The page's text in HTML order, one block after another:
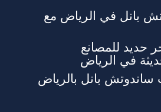
بانل في الرياض مع
حديد للمصانع
في الرياض
بانل بالرياض